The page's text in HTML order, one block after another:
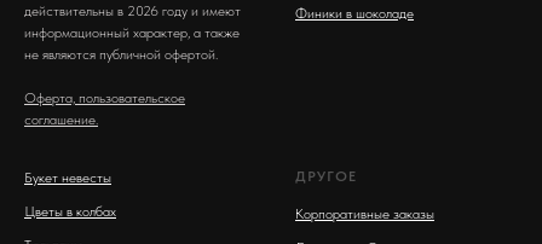
действительны в 2026 году и имеют
информационный характер, а также
не являются публичной офертой.
Оферта, пользовательское
соглашение.
Финики в шоколаде
Букет невесты
Цветы в колбах
ДРУГОЕ
Корпоративные заказы